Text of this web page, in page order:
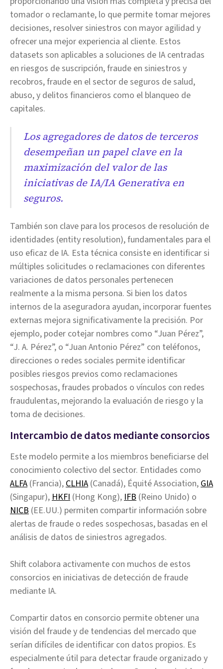
tomador o reclamante, lo que permite tomar mejores
decisiones, resolver siniestros con mayor agilidad y
ofrecer una mejor experiencia al cliente. Estos
datasets son aplicables a soluciones de IA centradas
en riesgos de suscripción, fraude en siniestros y
recobros, fraude en el sector de seguros de salud,
abuso, y delitos financieros como el blanqueo de
capitales.
Los agregadores de datos de terceros
desempeñan un papel clave en la
maximización del valor de las
iniciativas de IA/IA Generativa en
seguros.
También son clave para los procesos de resolución de
identidades (entity resolution), fundamentales para el
uso eficaz de IA. Esta técnica consiste en identificar si
múltiples solicitudes o reclamaciones con diferentes
variaciones de datos personales pertenecen
realmente a la misma persona. Si bien los datos
internos de la aseguradora ayudan, incorporar fuentes
externas mejora significativamente la precisión. Por
ejemplo, poder cotejar nombres como “Juan Pérez”,
“J. A. Pérez”, o “Juan Antonio Pérez” con teléfonos,
direcciones o redes sociales permite identificar
posibles riesgos previos como reclamaciones
sospechosas, fraudes probados o vínculos con redes
fraudulentas, mejorando la evaluación de riesgo y la
toma de decisiones.
Intercambio de datos mediante consorcios
Este modelo permite a los miembros beneficiarse del
conocimiento colectivo del sector. Entidades como
ALFA (Francia), CLHIA (Canadá), Équité Association, GIA
(Singapur), HKFI (Hong Kong), IFB (Reino Unido) o
NICB (EE.UU.) permiten compartir información sobre
alertas de fraude o redes sospechosas, basadas en el
análisis de datos de siniestros agregados.
Shift colabora activamente con muchos de estos
consorcios en iniciativas de detección de fraude
mediante IA.
Compartir datos en consorcio permite obtener una
visión del fraude y de tendencias del mercado que
serían difíciles de identificar con datos propios. Es
especialmente útil para detectar fraude organizado y